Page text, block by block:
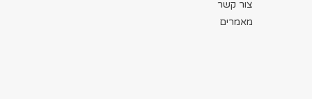
צור קשר
מאמרים